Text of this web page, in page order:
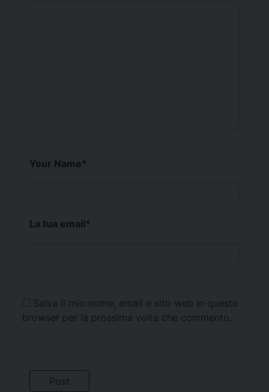
Your Name*
La tua email*
Salva il mio nome, email e sito web in questo
browser per la prossima volta che commento.